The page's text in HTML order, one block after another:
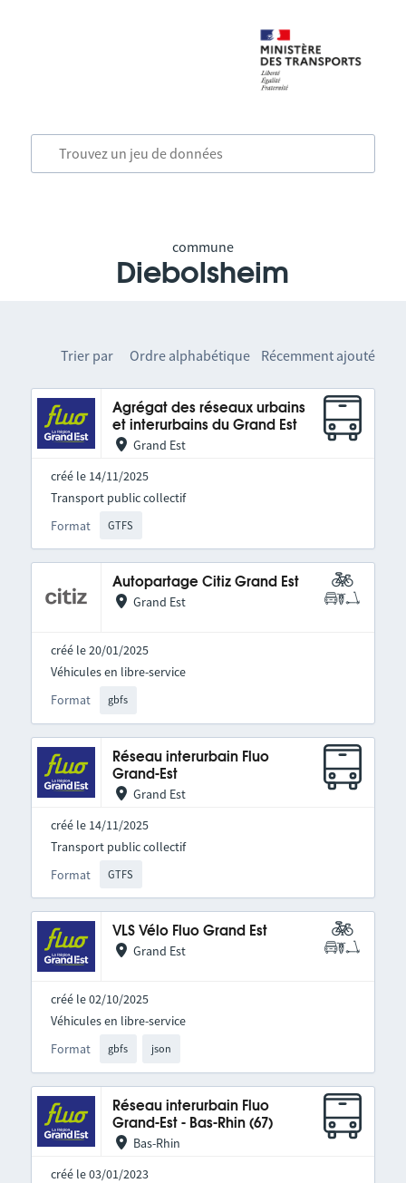
commune
Diebolsheim
Trier par Ordre alphabétique Récemment ajouté
Agrégat des réseaux urbains
et interurbains du Grand Est
Grand Est
créé le 14/11/2025
Format GTFS
Transport public collectif
Autopartage Citiz Grand Est
Grand Est
créé le 20/01/2025
Format gbfs
Véhicules en libre-service
Réseau interurbain Fluo
Grand-Est
Grand Est
créé le 14/11/2025
Format GTFS
Transport public collectif
VLS Vélo Fluo Grand Est
Grand Est
créé le 02/10/2025
Format gbfs json
Véhicules en libre-service
Réseau interurbain Fluo
Grand-Est - Bas-Rhin (67)
Bas-Rhin
créé le 03/01/2023